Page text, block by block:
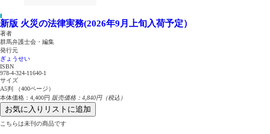
新版 火災の法律実務(2026年9月上旬入荷予定）
著者
群馬弁護士会・編集
発行元
ぎょうせい
ISBN
978-4-324-11640-1
サイズ
A5判 （400ページ）
本体価格：4,400円 販売価格：4,840円（税込）
お気に入りリストに追加
こちらは未刊の商品です